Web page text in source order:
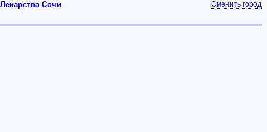
Лекарства Сочи Сменить город